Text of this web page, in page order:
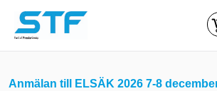
Anmälan till ELSÄK 2026 7-8